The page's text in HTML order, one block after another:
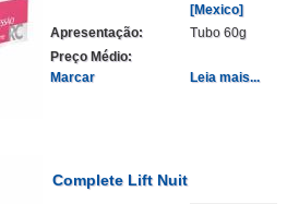
[Mexico]
Apresentação:
Tubo 60g
Preço Médio:
Marcar
Leia mais...
Complete Lift Nuit